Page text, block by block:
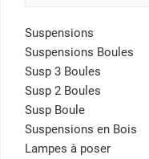
Suspensions
Suspensions Boules
Susp 3 Boules
Susp 2 Boules
Susp Boule
Suspensions en Bois
Lampes à poser